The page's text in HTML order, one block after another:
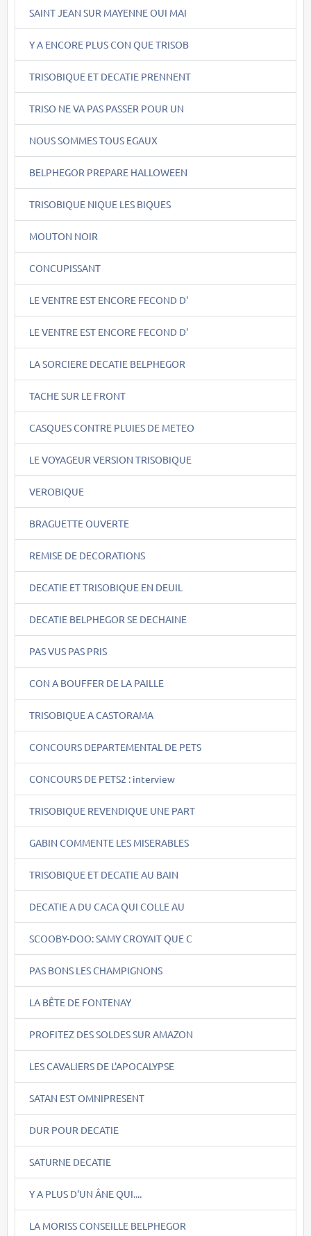
SAINT JEAN SUR MAYENNE OUI MAI
Y A ENCORE PLUS CON QUE TRISOB
TRISOBIQUE ET DECATIE PRENNENT
TRISO NE VA PAS PASSER POUR UN
NOUS SOMMES TOUS EGAUX
BELPHEGOR PREPARE HALLOWEEN
TRISOBIQUE NIQUE LES BIQUES
MOUTON NOIR
CONCUPISSANT
LE VENTRE EST ENCORE FECOND D'
LE VENTRE EST ENCORE FECOND D'
LA SORCIERE DECATIE BELPHEGOR
TACHE SUR LE FRONT
CASQUES CONTRE PLUIES DE METEO
LE VOYAGEUR VERSION TRISOBIQUE
VEROBIQUE
BRAGUETTE OUVERTE
REMISE DE DECORATIONS
DECATIE ET TRISOBIQUE EN DEUIL
DECATIE BELPHEGOR SE DECHAINE
PAS VUS PAS PRIS
CON A BOUFFER DE LA PAILLE
TRISOBIQUE A CASTORAMA
CONCOURS DEPARTEMENTAL DE PETS
CONCOURS DE PETS2 : interview
TRISOBIQUE REVENDIQUE UNE PART
GABIN COMMENTE LES MISERABLES
TRISOBIQUE ET DECATIE AU BAIN
DECATIE A DU CACA QUI COLLE AU
SCOOBY-DOO: SAMY CROYAIT QUE C
PAS BONS LES CHAMPIGNONS
LA BÊTE DE FONTENAY
PROFITEZ DES SOLDES SUR AMAZON
LES CAVALIERS DE L'APOCALYPSE
SATAN EST OMNIPRESENT
DUR POUR DECATIE
SATURNE DECATIE
Y A PLUS D'UN ÂNE QUI....
LA MORISS CONSEILLE BELPHEGOR